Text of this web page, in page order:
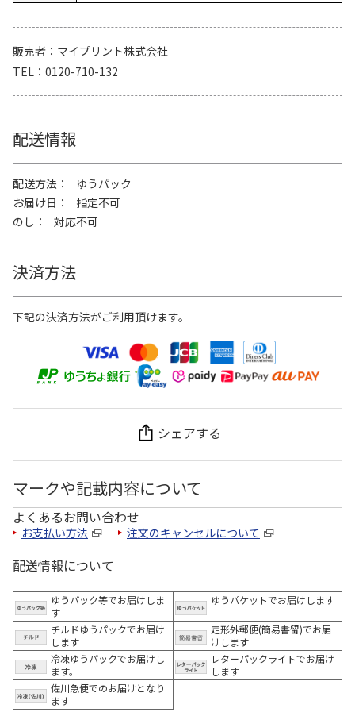
販売者
マイプリント株式会社
TEL
0120-710-132
配送情報
配送方法
ゆうパック
お届け日
指定不可
のし
対応不可
決済方法
下記の決済方法がご利用頂けます。
シェアする
マークや記載内容について
よくあるお問い合わせ
お支払い方法 注文のキャンセルについて
配送情報について
ゆうパック等でお届けしま
す
ゆうパケットでお届けします
チルドゆうパックでお届け
します
定形外郵便(簡易書留)でお届
けします
冷凍ゆうパックでお届けし
ます。
レターパックライトでお届け
します
佐川急便でのお届けとなり
ます